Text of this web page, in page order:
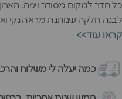
לבנה חלקה שנותנת מראה נקי
עיצוב. הלבן הזה פשוט עובד עם
שמאפשרים לסדר הכל בדיוק כמו
ואביזרים מסודרים במדפים.
<<קראו עוד
כמה יעלה לי משלוח